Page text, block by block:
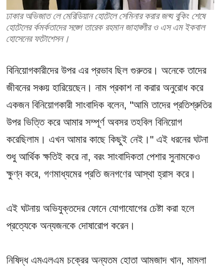
ঢাকার অভিজাত লে মেরিডিয়ান হোটেলে সেমিনার করার জন্য বুকিং শেষে
হোটেলের কর্মকর্তাদের সঙ্গে তারেক রহমান জাহাঙ্গীর ও এস এম ইকবাল
হোসেনের ফটোশেসন।
বিনিয়োগকারীদের উপর এর প্রভাব ছিল গুরুতর। অনেকে তাদের
জীবনের সঞ্চয় হারিয়েছেন। নাম প্রকাশ না করার অনুরোধ করে
একজন বিনিয়োগকারী সাংবাদিক বলেন, "আমি তাদের প্রতিশ্রুতির
উপর ভিত্তি করে আমার সম্পূর্ণ অবসর তহবিল বিনিয়োগ
করেছিলাম। এখন আমার কাছে কিছুই নেই।" এই ধরনের ঘটনা
শুধু আর্থিক ক্ষতিই করে না, বরং সাংবাদিকতা পেশার সুনামকেও
ক্ষুণ্ন করে, গণমাধ্যমের প্রতি জনগণের আস্থা হ্রাস করে।
এই ঘটনায় অভিযুক্তদের ফোনে যোগাযোগের চেষ্টা করা হলে
প্রত্যেকে অন্যজনকে দোষারোপ করেন।
নিষিদ্ধ এমএলএম চক্রের অন্যতম হোতা আমজাদ খান, মামলা